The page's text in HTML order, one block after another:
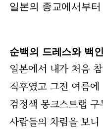
일본의 종교에서부
순백의 드레스와 백
일본에서 내가 처음
직후였고 그전 여름
검정색 몽크스트랩
사람들의 차림을 보